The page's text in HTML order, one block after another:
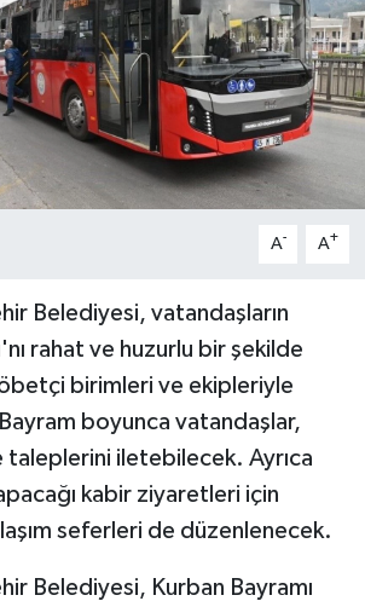
A- A+
Belediyesi, vatandaşların
rahat ve huzurlu bir şekilde
birimleri ve ekipleriyle
boyunca vatandaşlar,
taleplerini iletebilecek. Ayrıca
kabir ziyaretleri için
seferleri de düzenlenecek.
Belediyesi, Kurban Bayramı